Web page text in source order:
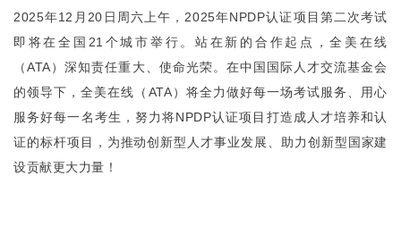
2025年12月20日周六上午，2025年NPDP认证项目第二次考试
即将在全国21个城市举行。站在新的合作起点，全美在线
（ATA）深知责任重大、使命光荣。在中国国际人才交流基金会
的领导下，全美在线（ATA）将全力做好每一场考试服务、用心
服务好每一名考生，努力将NPDP认证项目打造成人才培养和认
证的标杆项目，为推动创新型人才事业发展、助力创新型国家建
设贡献更大力量！